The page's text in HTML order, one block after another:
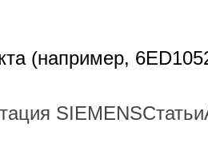
(например,
SIEMENSСтатьи